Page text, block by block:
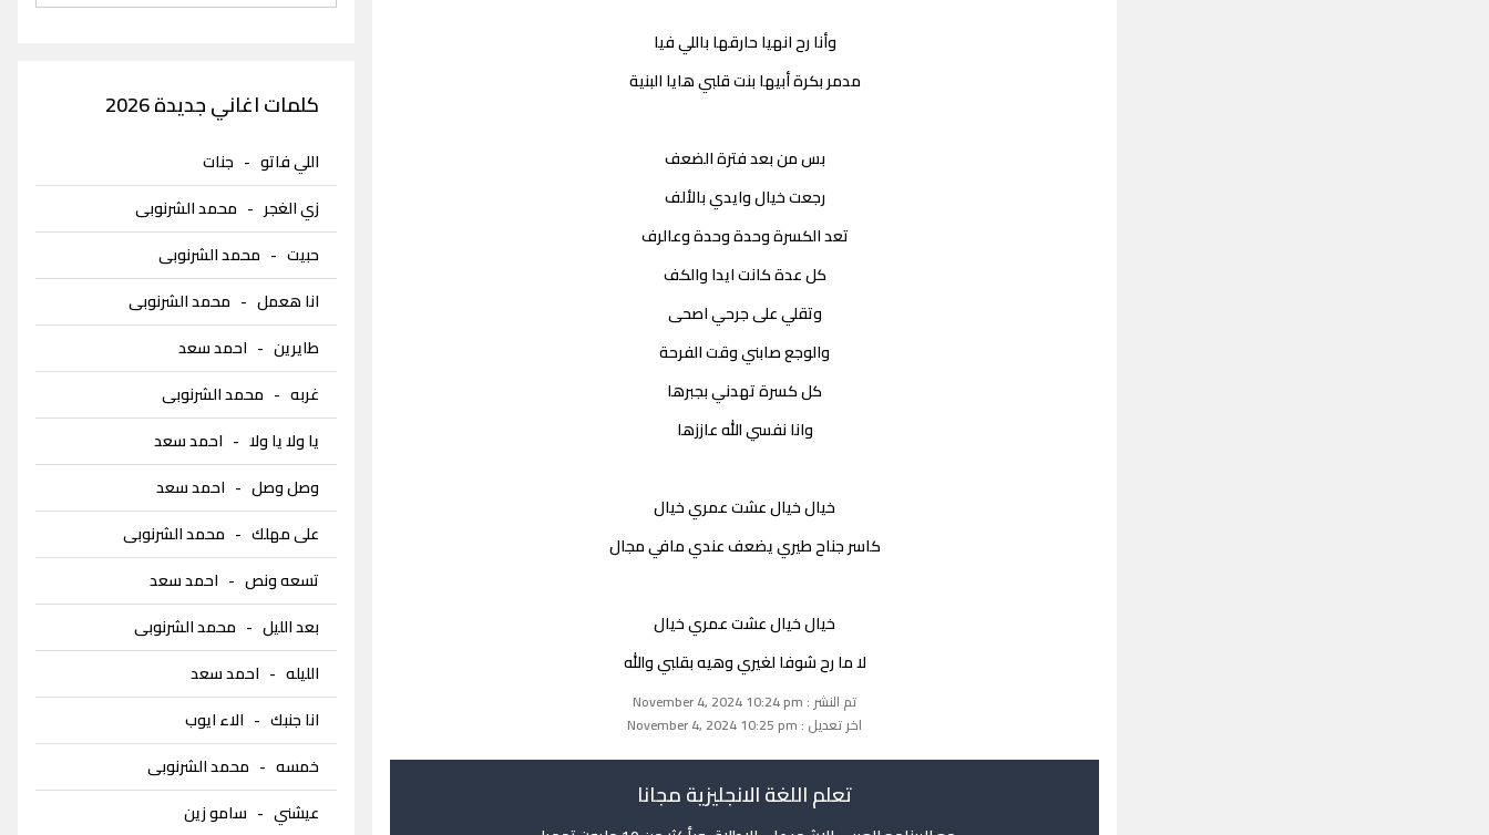
وأنا رح انهيا حارقها باللي فيا
مدمر بكرة أبيها بنت قلبي هايا البنية
بس من بعد فترة الضعف
رجعت خيال وايدي بالألف
تعد الكسرة وحدة وحدة وعالرف
كل عدة كانت ايدا والكف
وتقلي على جرحي اصحى
والوجع صابني وقت الفرحة
كل كسرة تهدني بجبرها
وانا نفسي الله عاززها
خيال خيال عشت عمري خيال
كاسر جناح طيري يضعف عندي مافي مجال
خيال خيال عشت عمري خيال
لا ما رح شوفا لغيري وهيه بقلبي والله
تم النشر : November 4, 2024 10:24 pm
اخر تعديل : November 4, 2024 10:25 pm
تعلم اللغة الانجليزية مجانا
كلمات اغاني جديدة 2026
اللي فاتو- جنات
زي الغجر - محمد الشرنوبى
حبيت- محمد الشرنوبى
انا هعمل- محمد الشرنوبى
طايرين- احمد سعد
غربه- محمد الشرنوبى
يا ولا يا ولا- احمد سعد
وصل وصل- احمد سعد
على مهلك- محمد الشرنوبى
تسعه ونص- احمد سعد
بعد الليل- محمد الشرنوبى
الليله- احمد سعد
انا جنبك- الاء ايوب
خمسه- محمد الشرنوبى
عيشني- سامو زين